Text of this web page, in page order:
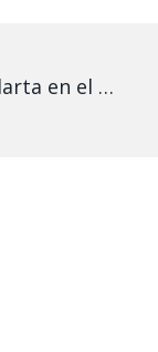
Fracasa impulso turístico de Vallarta en el Mundial: derrama cae frente a 2025